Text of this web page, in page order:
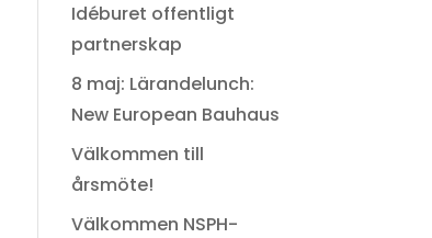
Idéburet offentligt
partnerskap
8 maj: Lärandelunch:
New European Bauhaus
Välkommen till
årsmöte!
Välkommen NSPH-